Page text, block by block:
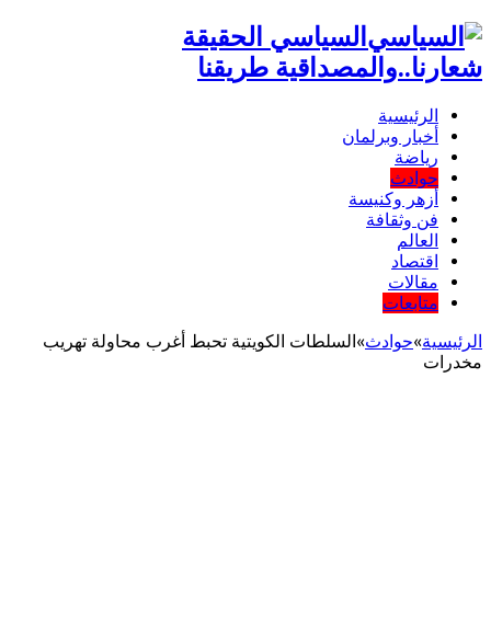
السياسي الحقيقة
شعارنا..والمصداقية طريقنا
الرئيسية
أخبار وبرلمان
رياضة
حوادث
أزهر وكنيسة
فن وثقافة
العالم
اقتصاد
مقالات
متابعات
الرئيسية»حوادث»السلطات الكويتية تحبط أغرب محاولة تهريب
مخدرات